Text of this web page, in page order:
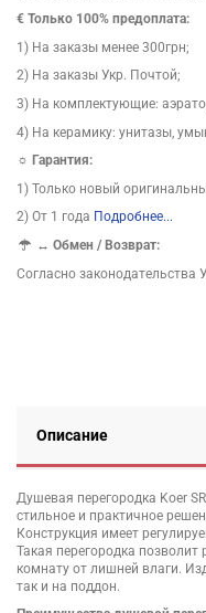
€ Только 100% предоплата:
1) На заказы менее 300грн;
2) На заказы Укр. Почтой;
3) На комплектующие:
4) На керамику: унитазы,
☼ Гарантия:
1) Только новый
2) От 1 года Подробнее...
↔Обмен / Возврат:
Согласно законодательства
Описание
Душевая перегородка Koer
стильное и практичное
Конструкция имеет
Такая перегородка позволит
комнату от лишней влаги.
так и на поддон.